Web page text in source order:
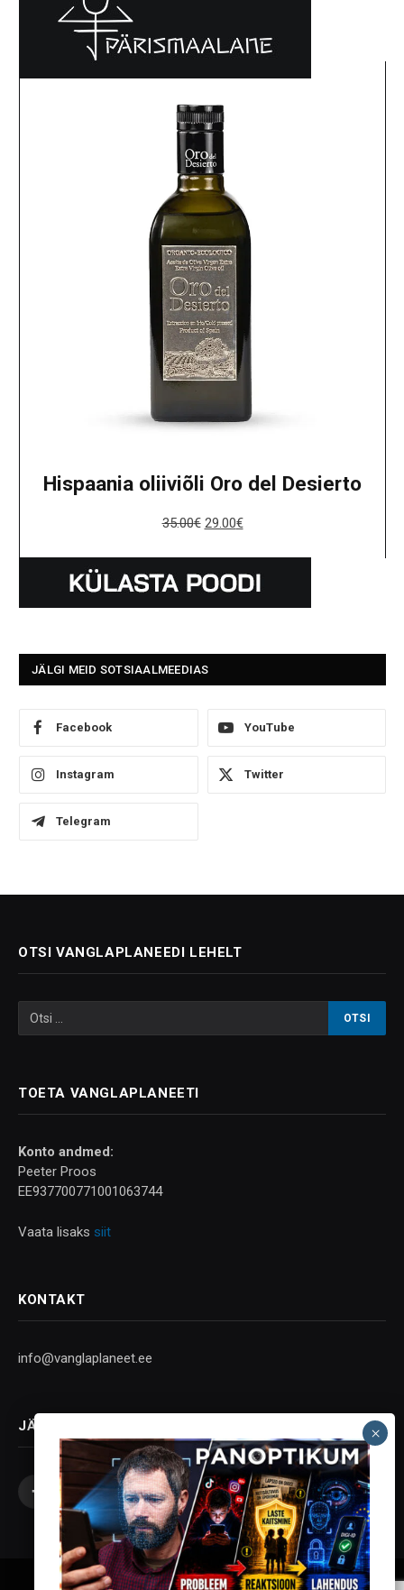
Hispaania oliiviõli Oro del Desierto
35.00€ 29.00€
JÄLGI MEID SOTSIAALMEEDIAS
Facebook YouTube
Instagram Twitter
Telegram
OTSI VANGLAPLANEEDI LEHELT
TOETA VANGLAPLANEETI
Konto andmed:
Peeter Proos
EE937700771001063744
Vaata lisaks siit
KONTAKT
info@vanglaplaneet.ee
JÄLGI SOTSIAALMEEDIAS
Facebook
X
(Twitter)
InstagramYouTubeTelegram